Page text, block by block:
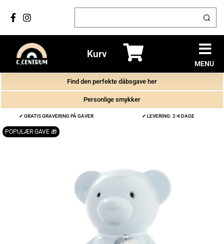
Kurv
MENU
Find den perfekte dåbsgave her
Personlige smykker
✔ GRATIS GRAVERING PÅ GAVER ✔ LEVERING: 2-4 DAGE
POPULÆR GAVE 🎁